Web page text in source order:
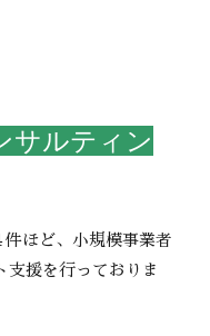
サルティン
ほど、小規模事業者
支援を行っておりま